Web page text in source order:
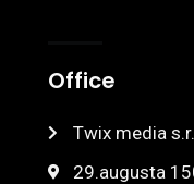
Office
Twix media
29.augusta